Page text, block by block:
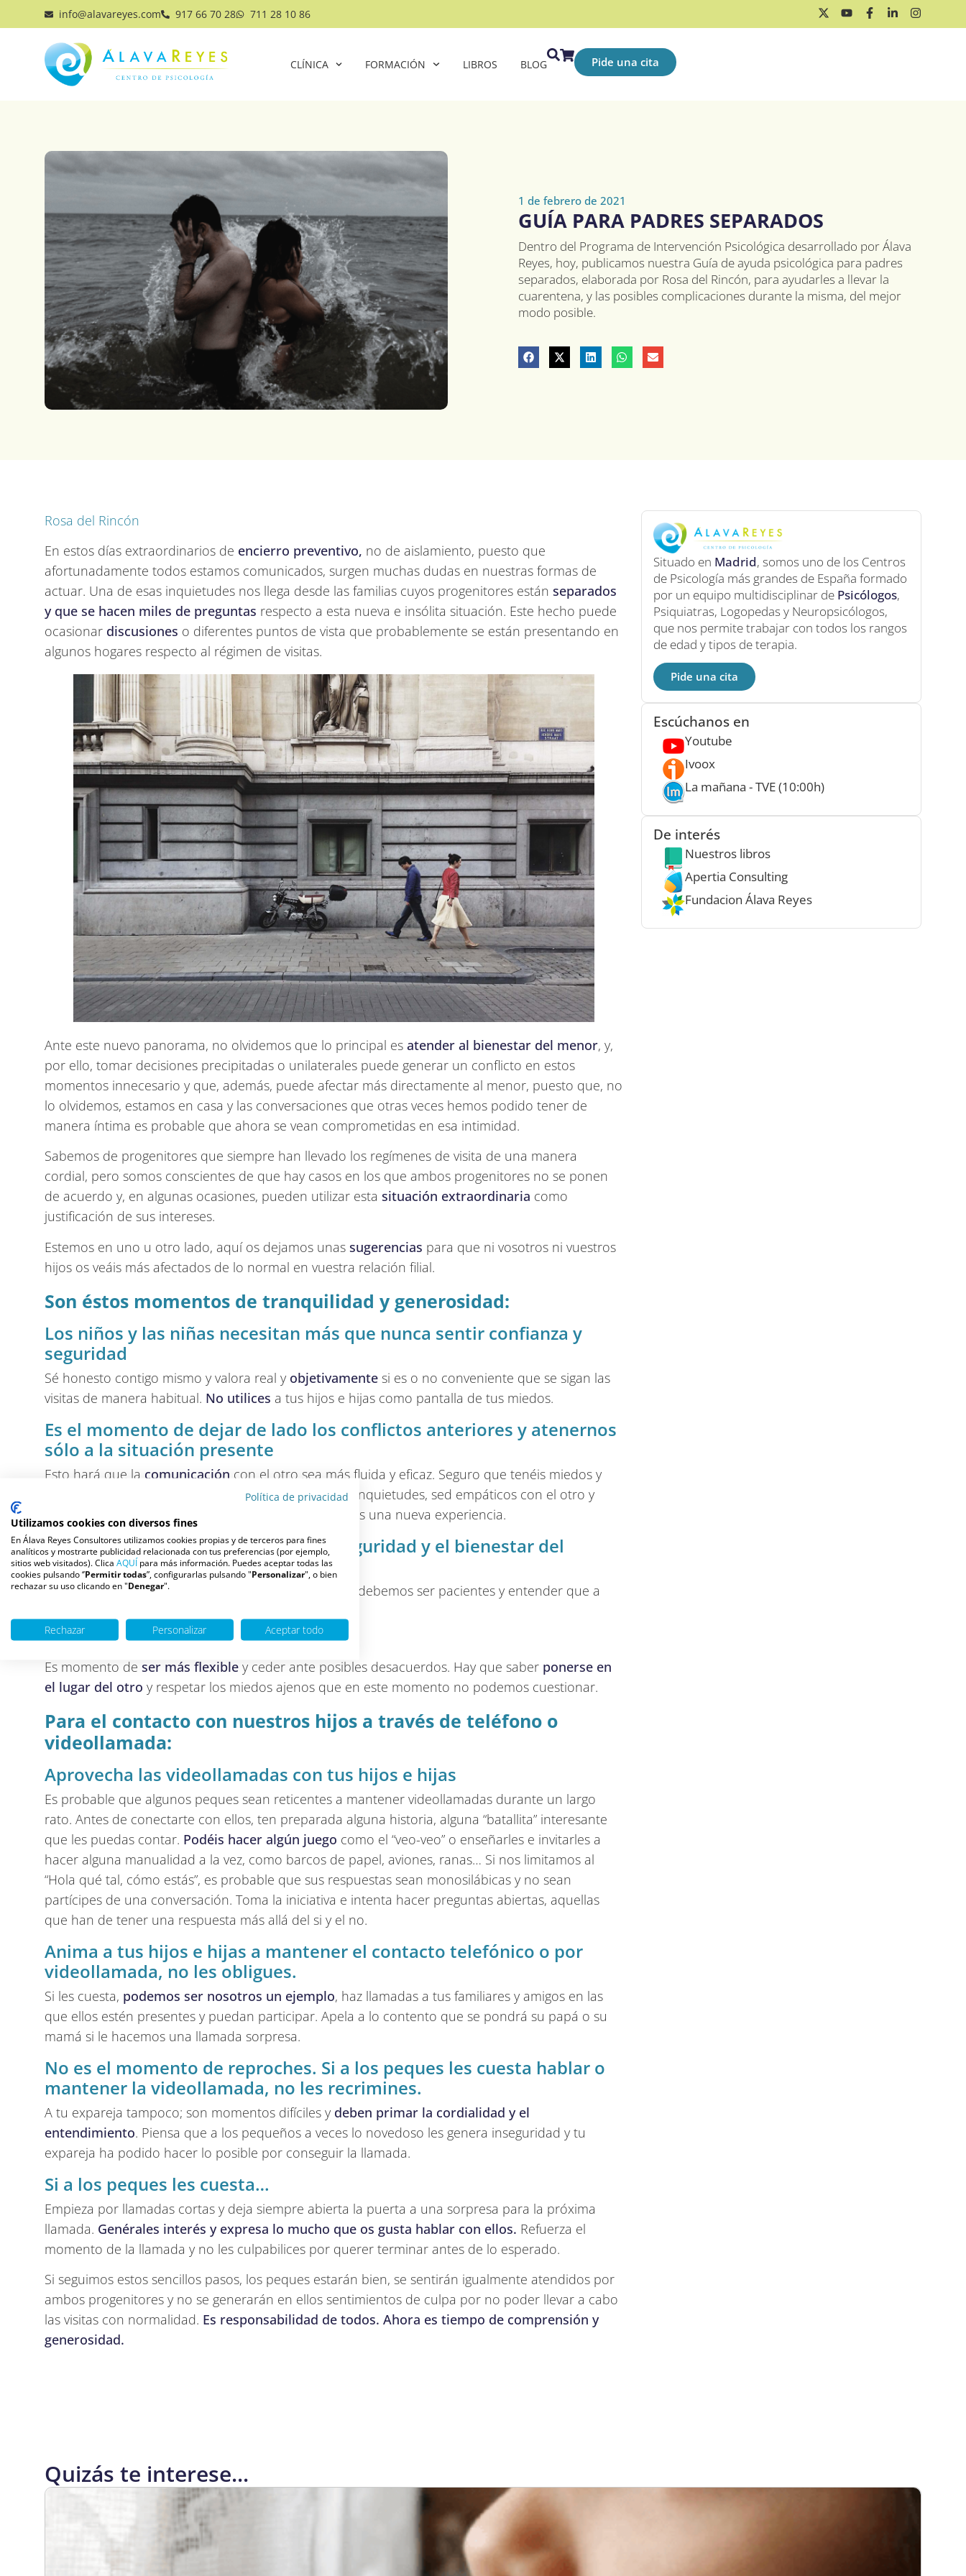
info@alavareyes.com 917 66 70 28 711 28 10 86
CLÍNICA FORMACIÓN LIBROS BLOG Pide una cita
1 de febrero de 2021
GUÍA PARA PADRES SEPARADOS
Dentro del Programa de Intervención Psicológica desarrollado por Álava
Reyes, hoy, publicamos nuestra Guía de ayuda psicológica para padres
separados, elaborada por Rosa del Rincón, para ayudarles a llevar la
cuarentena, y las posibles complicaciones durante la misma, del mejor
modo posible.
Rosa del Rincón
En estos días extraordinarios de encierro preventivo, no de aislamiento, puesto que
afortunadamente todos estamos comunicados, surgen muchas dudas en nuestras formas de
actuar. Una de esas inquietudes nos llega desde las familias cuyos progenitores están separados
y que se hacen miles de preguntas respecto a esta nueva e insólita situación. Este hecho puede
ocasionar discusiones o diferentes puntos de vista que probablemente se están presentando en
algunos hogares respecto al régimen de visitas.
Ante este nuevo panorama, no olvidemos que lo principal es atender al bienestar del menor, y,
por ello, tomar decisiones precipitadas o unilaterales puede generar un conflicto en estos
momentos innecesario y que, además, puede afectar más directamente al menor, puesto que, no
lo olvidemos, estamos en casa y las conversaciones que otras veces hemos podido tener de
manera íntima es probable que ahora se vean comprometidas en esa intimidad.
Sabemos de progenitores que siempre han llevado los regímenes de visita de una manera
cordial, pero somos conscientes de que hay casos en los que ambos progenitores no se ponen
de acuerdo y, en algunas ocasiones, pueden utilizar esta situación extraordinaria como
justificación de sus intereses.
Estemos en uno u otro lado, aquí os dejamos unas sugerencias para que ni vosotros ni vuestros
hijos os veáis más afectados de lo normal en vuestra relación filial.
Son éstos momentos de tranquilidad y generosidad:
Los niños y las niñas necesitan más que nunca sentir confianza y
seguridad
Sé honesto contigo mismo y valora real y objetivamente si es o no conveniente que se sigan las
visitas de manera habitual. No utilices a tus hijos e hijas como pantalla de tus miedos.
Es el momento de dejar de lado los conflictos anteriores y atenernos
sólo a la situación presente
Esto hará que la comunicación con el otro sea más fluida y eficaz. Seguro que tenéis miedos y
dudas; hablad entre vosotros, sinceraos en vuestras inquietudes, sed empáticos con el otro y
entended su visión de la situación, pues para todos es una nueva experiencia.
Sé generoso y no olvides primar la seguridad y el bienestar del
menor
Es unmomento excepcional que pasará
; por tanto, debemos ser pacientes y entender que a
Toca ceder
Es momento de ser más flexible y ceder ante posibles desacuerdos. Hay que saber ponerse en
el lugar del otro y respetar los miedos ajenos que en este momento no podemos cuestionar.
Para el contacto con nuestros hijos a través de teléfono o
videollamada:
Aprovecha las videollamadas con tus hijos e hijas
Es probable que algunos peques sean reticentes a mantener videollamadas durante un largo
rato. Antes de conectarte con ellos, ten preparada alguna historia, alguna “batallita” interesante
que les puedas contar. Podéis hacer algún juego como el “veo-veo” o enseñarles e invitarles a
hacer alguna manualidad a la vez, como barcos de papel, aviones, ranas… Si nos limitamos al
“Hola qué tal, cómo estás”, es probable que sus respuestas sean monosilábicas y no sean
partícipes de una conversación. Toma la iniciativa e intenta hacer preguntas abiertas, aquellas
que han de tener una respuesta más allá del si y el no.
Anima a tus hijos e hijas a mantener el contacto telefónico o por
videollamada, no les obligues.
Si les cuesta, podemos ser nosotros un ejemplo, haz llamadas a tus familiares y amigos en las
que ellos estén presentes y puedan participar. Apela a lo contento que se pondrá su papá o su
mamá si le hacemos una llamada sorpresa.
No es el momento de reproches. Si a los peques les cuesta hablar o
mantener la videollamada, no les recrimines.
A tu expareja tampoco; son momentos difíciles y deben primar la cordialidad y el
entendimiento. Piensa que a los pequeños a veces lo novedoso les genera inseguridad y tu
expareja ha podido hacer lo posible por conseguir la llamada.
Si a los peques les cuesta…
Empieza por llamadas cortas y deja siempre abierta la puerta a una sorpresa para la próxima
llamada. Genérales interés y expresa lo mucho que os gusta hablar con ellos. Refuerza el
momento de la llamada y no les culpabilices por querer terminar antes de lo esperado.
Si seguimos estos sencillos pasos, los peques estarán bien, se sentirán igualmente atendidos por
ambos progenitores y no se generarán en ellos sentimientos de culpa por no poder llevar a cabo
las visitas con normalidad. Es responsabilidad de todos. Ahora es tiempo de comprensión y
generosidad.
Situado en Madrid, somos uno de los Centros
de Psicología más grandes de España formado
por un equipo multidisciplinar de Psicólogos,
Psiquiatras, Logopedas y Neuropsicólogos,
que nos permite trabajar con todos los rangos
de edad y tipos de terapia.
Pide una cita
Escúchanos en
Youtube
Ivoox
La mañana - TVE (10:00h)
De interés
Nuestros libros
Apertia Consulting
Fundacion Álava Reyes
Quizás te interese...
Política de privacidad
Utilizamos cookies con diversos fines
En Álava Reyes Consultores utilizamos cookies propias y de terceros para fines
analíticos y mostrarte publicidad relacionada con tus preferencias (por ejemplo,
sitios web visitados). Clica AQUÍ para más información. Puedes aceptar todas las
cookies pulsando ‘’Permitir todas”, configurarlas pulsando "Personalizar", o bien
rechazar su uso clicando en "Denegar".
Rechazar Personalizar Aceptar todo